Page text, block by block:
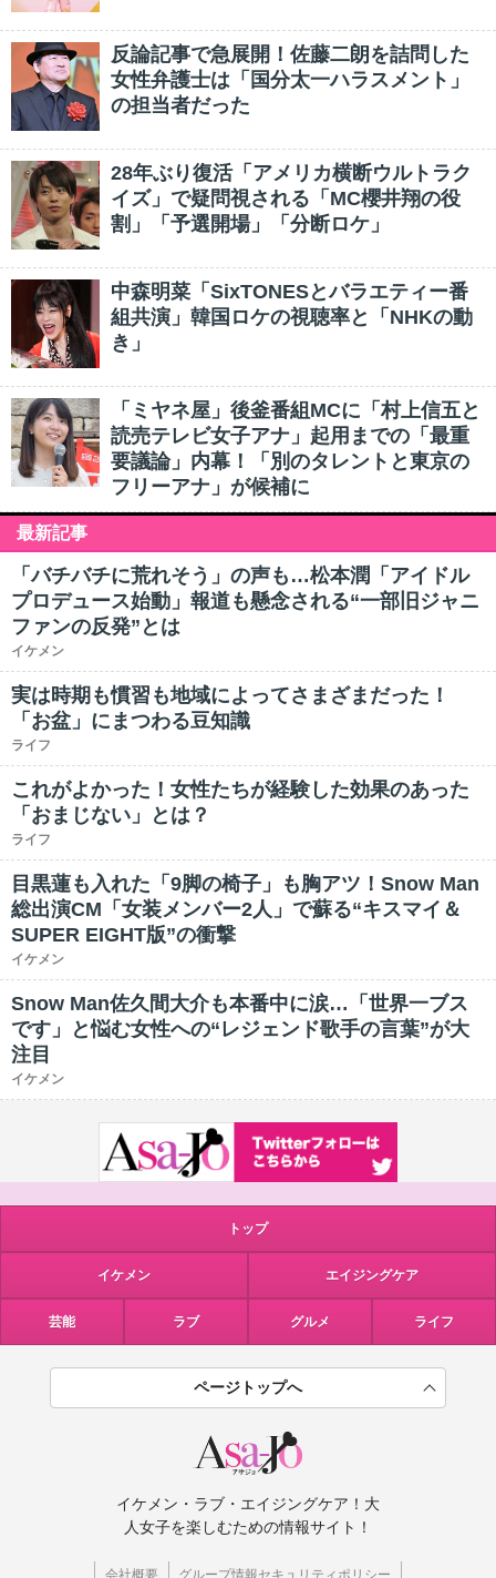
反論記事で急展開！佐藤二朗を詰問した
女性弁護士は「国分太一ハラスメント」
の担当者だった
28年ぶり復活「アメリカ横断ウルトラク
イズ」で疑問視される「MC櫻井翔の役
割」「予選開場」「分断ロケ」
中森明菜「SixTONESとバラエティー番
組共演」韓国ロケの視聴率と「NHKの動
き」
「ミヤネ屋」後釜番組MCに「村上信五と
読売テレビ女子アナ」起用までの「最重
要議論」内幕！「別のタレントと東京の
フリーアナ」が候補に
最新記事
「バチバチに荒れそう」の声も…松本潤「アイドル
プロデュース始動」報道も懸念される“一部旧ジャニ
ファンの反発”とは
イケメン
実は時期も慣習も地域によってさまざまだった！
「お盆」にまつわる豆知識
ライフ
これがよかった！女性たちが経験した効果のあった
「おまじない」とは？
ライフ
目黒蓮も入れた「9脚の椅子」も胸アツ！Snow Man
総出演CM「女装メンバー2人」で蘇る“キスマイ＆
SUPER EIGHT版”の衝撃
イケメン
Snow Man佐久間大介も本番中に涙…「世界一ブス
です」と悩む女性への“レジェンド歌手の言葉”が大
注目
イケメン
トップ
イケメン エイジングケア
芸能 ラブ グルメ ライフ
ページトップへ
イケメン・ラブ・エイジングケア！大
人女子を楽しむための情報サイト！
会社概要 グループ情報セキュリティポリシー